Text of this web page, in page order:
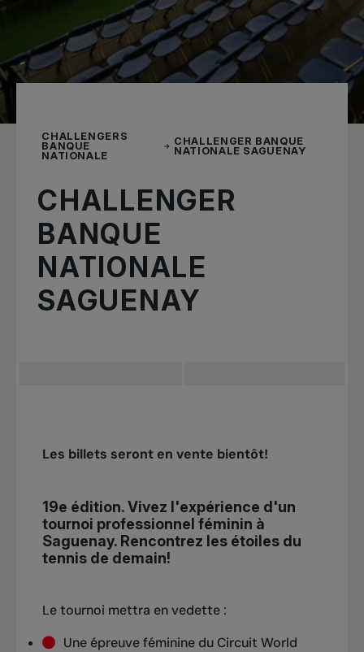
CHALLENGERS
BANQUE
NATIONALE
CHALLENGER BANQUE
NATIONALE SAGUENAY
CHALLENGER
BANQUE
NATIONALE
SAGUENAY
Les billets seront en vente bientôt!
19e édition. Vivez l'expérience d'un
tournoi professionnel féminin à
Saguenay. Rencontrez les étoiles du
tennis de demain!
Le tournoi mettra en vedette :
Une épreuve féminine du Circuit World